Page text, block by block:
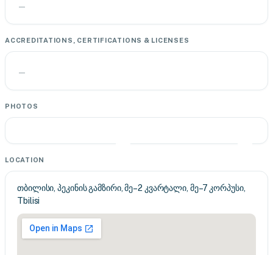
—
ACCREDITATIONS, CERTIFICATIONS & LICENSES
—
PHOTOS
LOCATION
თბილისი, პეკინის გამზირი, მე–2 კვარტალი, მე–7 კორპუსი,
Tbilisi